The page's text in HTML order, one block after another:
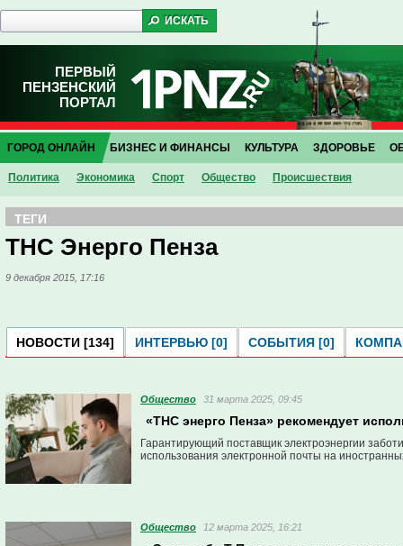
ПЕРВЫЙ
ПЕНЗЕНСКИЙ
ПОРТАЛ
ГОРОД ОНЛАЙН
Политика Экономика Спорт Общество Проиcшествия
БИЗНЕС И ФИНАНСЫ КУЛЬТУРА ЗДОРОВЬЕ
ТЕГИ
ТНС Энерго Пенза
9 декабря 2015, 17:16
НОВОСТИ [134] ИНТЕРВЬЮ [0] СОБЫТИЯ [0]
Общество 31 марта 2025, 09:45
«ТНС энерго Пенза» рекомендует
Гарантирующий поставщик электроэнергии
использования электронной почты на
Общество 12 марта 2025, 16:21